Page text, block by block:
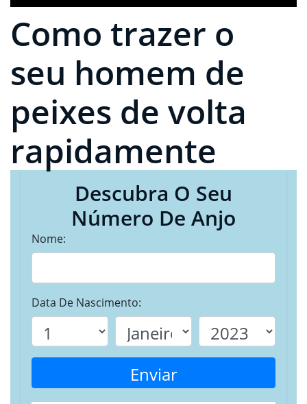
Como trazer o
seu homem de
peixes de volta
rapidamente
Descubra O Seu
Número De Anjo
Nome:
Data De Nascimento:
Enviar